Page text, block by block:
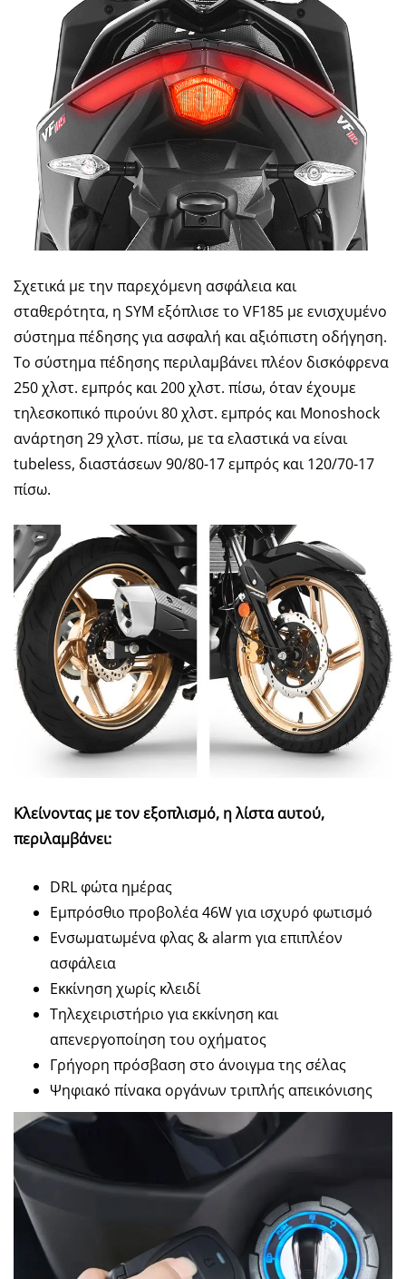
Σχετικά με την παρεχόμενη ασφάλεια και
σταθερότητα, η SYM εξόπλισε το VF185 με ενισχυμένο
σύστημα πέδησης για ασφαλή και αξιόπιστη οδήγηση.
Το σύστημα πέδησης περιλαμβάνει πλέον δισκόφρενα
250 χλστ. εμπρός και 200 χλστ. πίσω, όταν έχουμε
τηλεσκοπικό πιρούνι 80 χλστ. εμπρός και Monoshock
ανάρτηση 29 χλστ. πίσω, με τα ελαστικά να είναι
tubeless, διαστάσεων 90/80-17 εμπρός και 120/70-17
πίσω.
Κλείνοντας με τον εξοπλισμό, η λίστα αυτού,
περιλαμβάνει:
DRL φώτα ημέρας
Εμπρόσθιο προβολέα 46W για ισχυρό φωτισμό
Ενσωματωμένα φλας & alarm για επιπλέον
ασφάλεια
Εκκίνηση χωρίς κλειδί
Τηλεχειριστήριο για εκκίνηση και
απενεργοποίηση του οχήματος
Γρήγορη πρόσβαση στο άνοιγμα της σέλας
Ψηφιακό πίνακα οργάνων τριπλής απεικόνισης